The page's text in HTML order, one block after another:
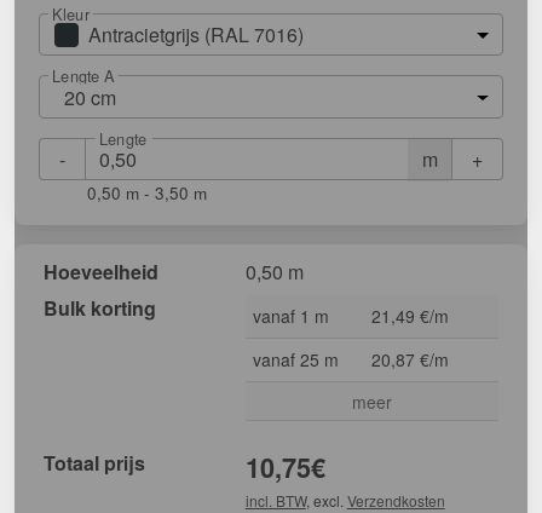
Kleur
Antracietgrijs (RAL 7016)
Lengte A
20 cm
- m
Lengte
+
0,50 m - 3,50 m
Hoeveelheid
0,50 m
Bulk korting
vanaf 1 m
21,49 €/m
vanaf 25 m
20,87 €/m
meer
Totaal prijs 10,75€
incl. BTW, excl. Verzendkosten